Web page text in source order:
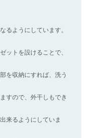
るようにしています。
ットを設けることで、
を収納にすれば、洗う
すので、外干しもでき
来るようにしていま